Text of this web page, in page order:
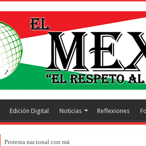
Edición Digital Noticias Reflexiones
Protesta nacional con más de trescientos actos ho